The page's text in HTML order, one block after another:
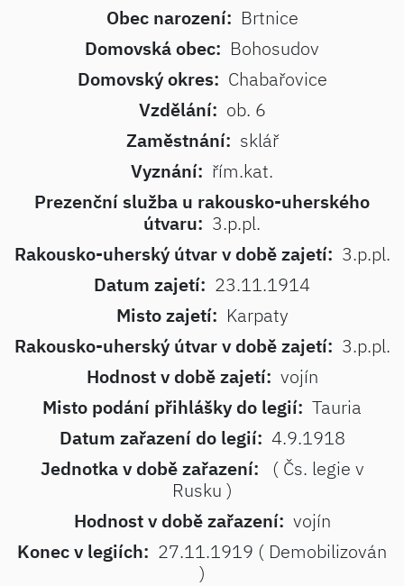
Obec narození: Brtnice
Domovská obec: Bohosudov
Domovský okres: Chabařovice
Vzdělání: ob. 6
Zaměstnání: sklář
Vyznání: řím.kat.
Prezenční služba u rakousko-uherského
útvaru: 3.p.pl.
Rakousko-uherský útvar v době zajetí: 3.p.pl.
Datum zajetí: 23.11.1914
Misto zajetí: Karpaty
Rakousko-uherský útvar v době zajetí: 3.p.pl.
Hodnost v době zajetí: vojín
Misto podání přihlášky do legií: Tauria
Datum zařazení do legií: 4.9.1918
Jednotka v době zařazení:
( Čs. legie v
Rusku )
Hodnost v době zařazení: vojín
Konec v legiích: 27.11.1919 ( Demobilizován
)